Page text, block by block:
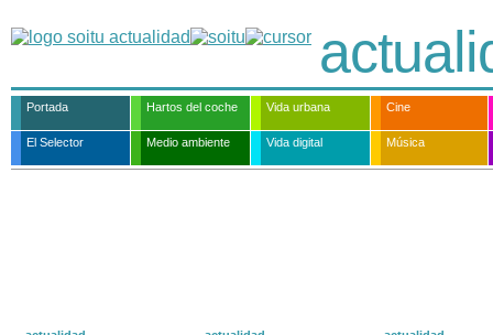
Portada Hartos del coche Vida urbana Cine
El Selector Medio ambiente Vida digital Música